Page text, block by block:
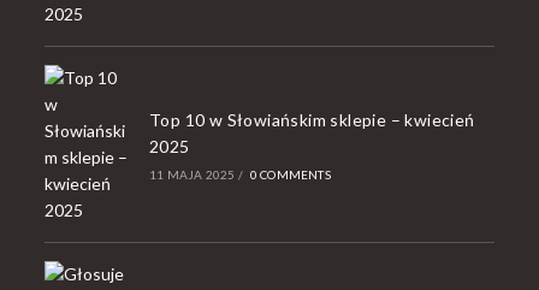
Top 10 w Słowiańskim sklepie – kwiecień
2025
11 MAJA 2025 / 0 COMMENTS